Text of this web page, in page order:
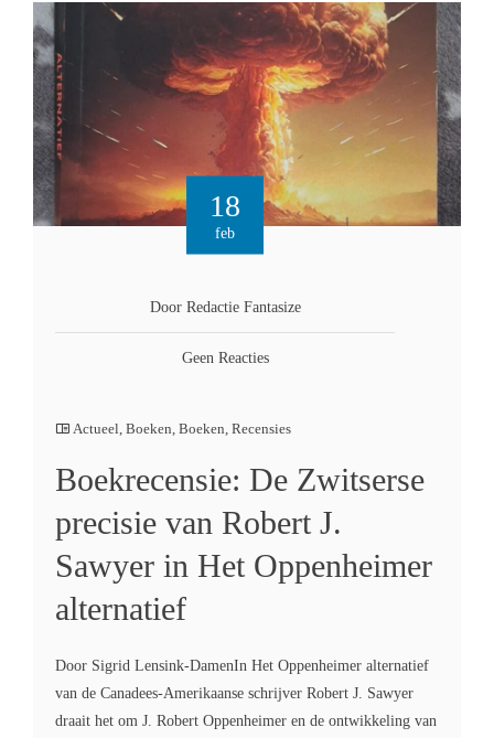
18
feb
Door Redactie Fantasize
Geen Reacties
Actueel Boeken Boeken Recensies
Boekrecensie: De Zwitserse
precisie van Robert J.
Sawyer in Het Oppenheimer
alternatief
Door Sigrid Lensink-DamenIn Het Oppenheimer alternatief
van de Canadees-Amerikaanse schrijver Robert J. Sawyer
draait het om J. Robert Oppenheimer en de ontwikkeling van